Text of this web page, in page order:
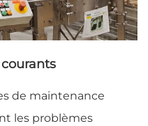
de maintenance
les problèmes